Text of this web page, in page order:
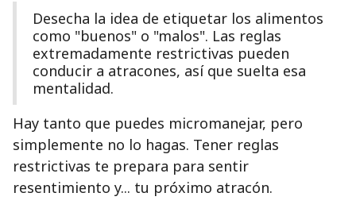
Desecha la idea de etiquetar los alimentos
como "buenos" o "malos". Las reglas
extremadamente restrictivas pueden
conducir a atracones, así que suelta esa
mentalidad.
Hay tanto que puedes micromanejar, pero
simplemente no lo hagas. Tener reglas
restrictivas te prepara para sentir
resentimiento y... tu próximo atracón.